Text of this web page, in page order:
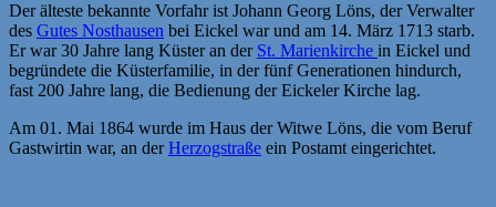
Der älteste bekannte Vorfahr ist Johann Georg Löns, der Verwalter
des Gutes Nosthausen bei Eickel war und am 14. März 1713 starb.
Er war 30 Jahre lang Küster an der St. Marienkirche in Eickel und
begründete die Küsterfamilie, in der fünf Generationen hindurch,
fast 200 Jahre lang, die Bedienung der Eickeler Kirche lag.
Am 01. Mai 1864 wurde im Haus der Witwe Löns, die vom Beruf
Gastwirtin war, an derHerzogstraße ein Postamt eingerichtet.